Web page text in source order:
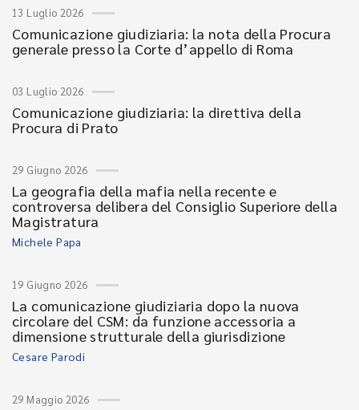
13 Luglio 2026
Comunicazione giudiziaria: la nota della Procura
generale presso la Corte d’appello di Roma
03 Luglio 2026
Comunicazione giudiziaria: la direttiva della
Procura di Prato
29 Giugno 2026
La geografia della mafia nella recente e
controversa delibera del Consiglio Superiore della
Magistratura
Michele Papa
19 Giugno 2026
La comunicazione giudiziaria dopo la nuova
circolare del CSM: da funzione accessoria a
dimensione strutturale della giurisdizione
Cesare Parodi
29 Maggio 2026